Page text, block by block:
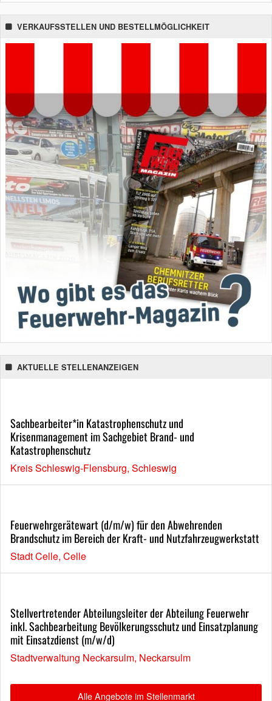
VERKAUFSSTELLEN UND BESTELLMÖGLICHKEIT
AKTUELLE STELLENANZEIGEN
Sachbearbeiter*in Katastrophenschutz und
Krisenmanagement im Sachgebiet Brand- und
Katastrophenschutz
Kreis Schleswig-Flensburg, Schleswig
Feuerwehrgerätewart (d/m/w) für den Abwehrenden
Brandschutz im Bereich der Kraft- und Nutzfahrzeugwerkstatt
Stadt Celle, Celle
Stellvertretender Abteilungsleiter der Abteilung Feuerwehr
inkl. Sachbearbeitung Bevölkerungsschutz und Einsatzplanung
mit Einsatzdienst (m/w/d)
Stadtverwaltung Neckarsulm, Neckarsulm
Alle Angebote im Stellenmarkt